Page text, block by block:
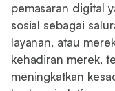
pemasaran digital
sosial sebagai
layanan, atau
kehadiran merek,
meningkatkan